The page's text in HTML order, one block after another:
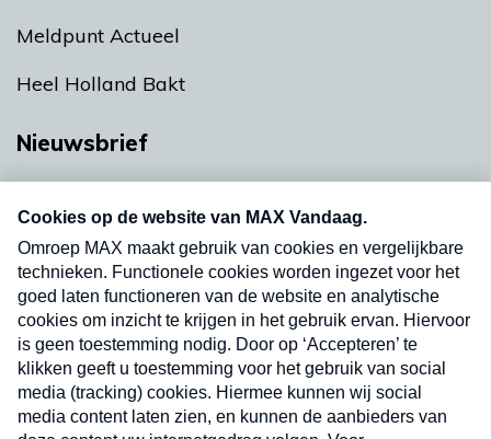
Meldpunt Actueel
Heel Holland Bakt
Nieuwsbrief
Neem hier een gratis abonnement op onze
nieuwsbrief. Elke vrijdag- en dinsdagochtend in
uw mailbox.
Verzend